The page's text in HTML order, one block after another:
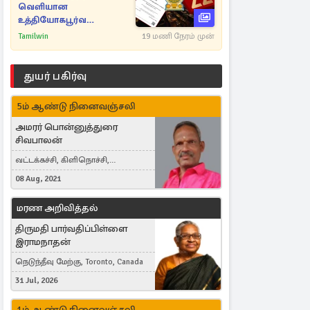
வெளியான
உத்தியோகபூர்வ
அறிவிப்பு!
Tamilwin 19 மணி நேரம் முன்
துயர் பகிர்வு
5ம் ஆண்டு நினைவஞ்சலி
அமரர் பொன்னுத்துரை
சிவபாலன்
வட்டக்கச்சி, கிளிநொச்சி,
வட்டக்கச்சி இராமநாதபுரம்
08 Aug, 2021
மரண அறிவித்தல்
திருமதி பார்வதிப்பிள்ளை
இராமநாதன்
நெடுந்தீவு மேற்கு, Toronto, Canada
31 Jul, 2026